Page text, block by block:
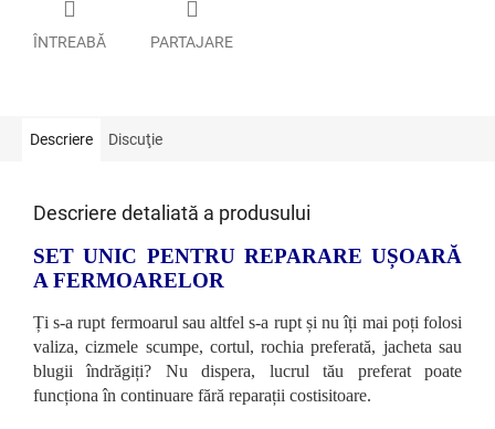
ÎNTREABĂ PARTAJARE
Descriere Discuţie
Descriere detaliată a produsului
SET UNIC PENTRU REPARARE UȘOARĂ
A FERMOARELOR
Ți s-a rupt fermoarul sau altfel s-a rupt și nu îți mai poți folosi
valiza, cizmele scumpe, cortul, rochia preferată, jacheta sau
blugii îndrăgiți? Nu dispera, lucrul tău preferat poate
funcționa în continuare fără reparații costisitoare.